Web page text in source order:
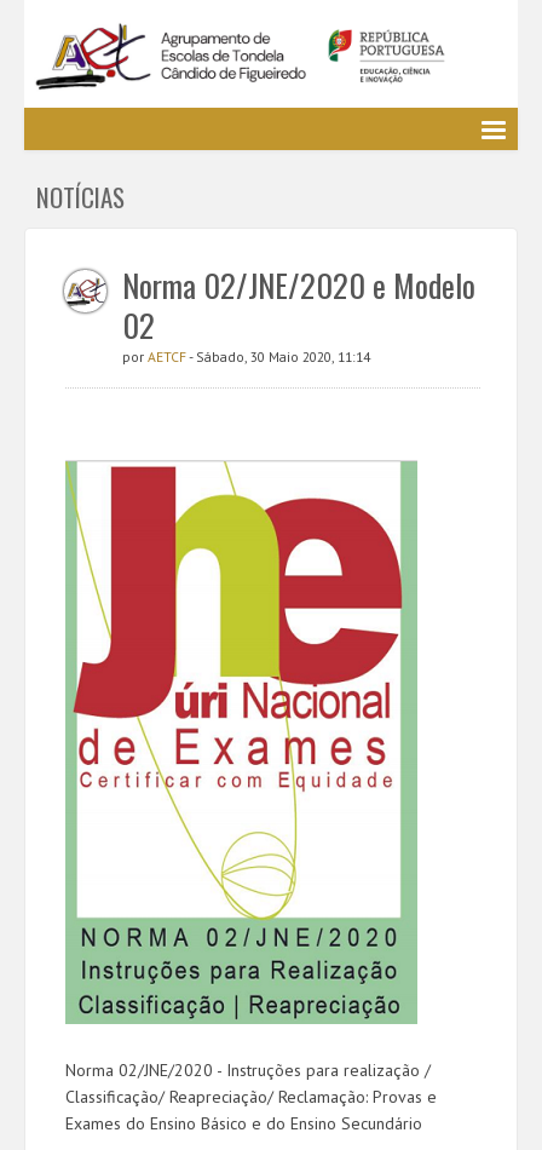
EE / Alunos
Cursos Profissionais
Bibliotecas
Media AETCF
Legislação
NOTÍCIAS
Norma 02/JNE/2020 e Modelo
02
por AETCF- Sábado, 30 Maio 2020, 11:14
Norma 02/JNE/2020 - Instruções para realização /
Classificação/ Reapreciação/ Reclamação: Provas e
Exames do Ensino Básico e do Ensino Secundário